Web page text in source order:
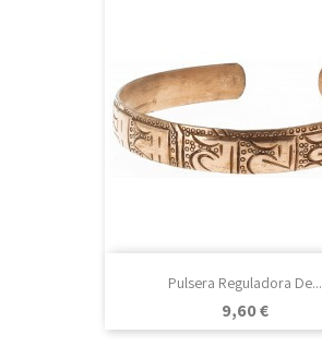
Pulsera Reguladora De...
Precio
9,60 €